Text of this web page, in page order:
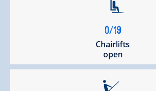
0/19
Chairlifts
open